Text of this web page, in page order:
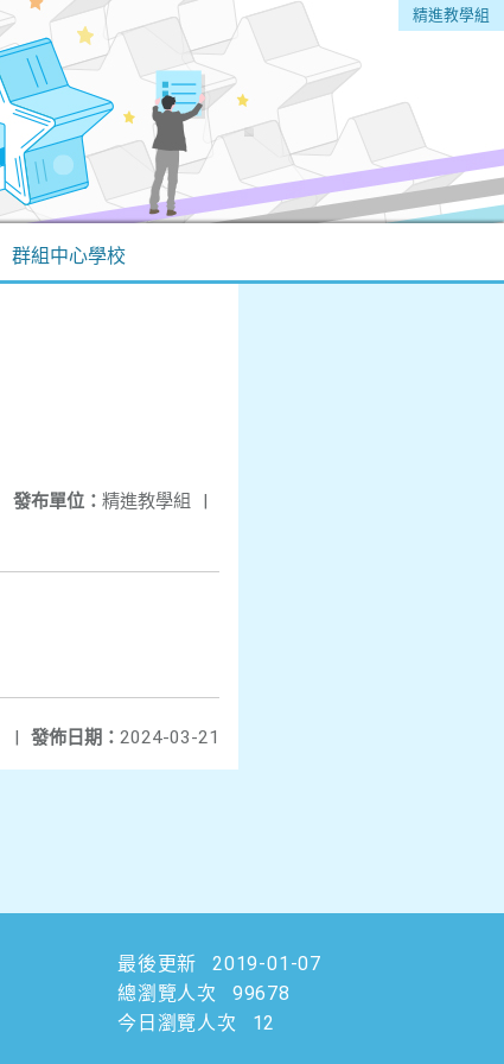
精進教學組
群組中心學校
發布單位： 精進教學組 |
發佈日期： 2024-03-21
|
最後更新
2019-01-07
總瀏覽人次
99678
今日瀏覽人次
12